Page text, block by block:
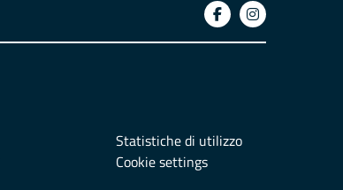
Statistiche di utilizzo
Cookie settings